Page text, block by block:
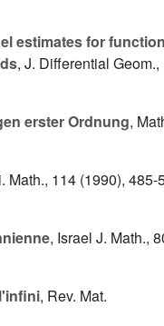
estimates for
, J. Differential Geom.,
erster Ordnung,
Math., 114 (1990), 485-
, Israel J. Math.,
, Rev. Mat.